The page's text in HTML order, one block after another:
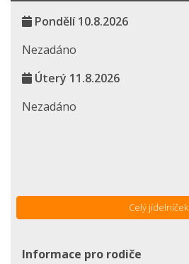
Pondělí 10.8.2026
Nezadáno
Úterý 11.8.2026
Nezadáno
Celý jídelníček
Informace pro rodiče